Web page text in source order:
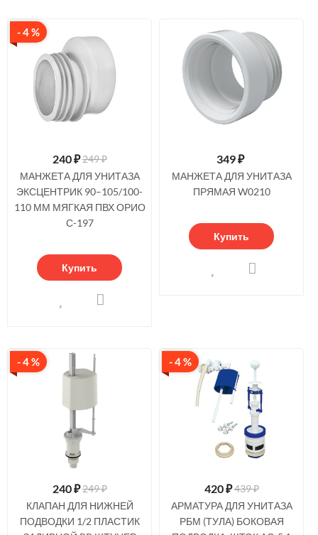
- 4 %
240₽249 ₽
МАНЖЕТА ДЛЯ УНИТАЗА
ЭКСЦЕНТРИК 90–105/100-
110 ММ МЯГКАЯ ПВХ ОРИО
С-197
Купить
349₽
МАНЖЕТА ДЛЯ УНИТАЗА
ПРЯМАЯ W0210
Купить
- 4 %
240₽249 ₽
КЛАПАН ДЛЯ НИЖНЕЙ
ПОДВОДКИ 1/2 ПЛАСТИК
- 4 %
420₽439 ₽
АРМАТУРА ДЛЯ УНИТАЗА
РБМ (ТУЛА) БОКОВАЯ